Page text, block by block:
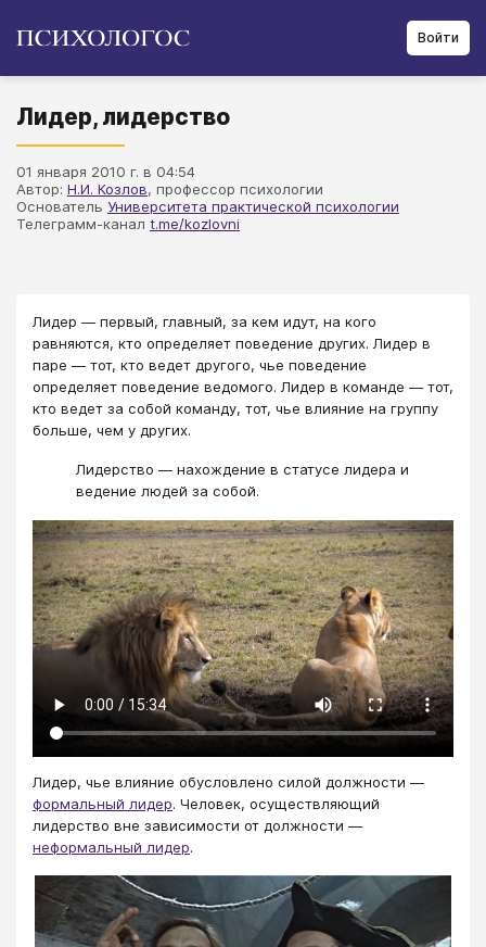
Войти
Лидер, лидерство
01 января 2010 г. в 04:54
Автор: Н.И. Козлов, профессор психологии
Основатель Университета практической психологии
Телеграмм-канал t.me/kozlovni
Лидер — первый, главный, за кем идут, на кого
равняются, кто определяет поведение других. Лидер в
паре — тот, кто ведет другого, чье поведение
определяет поведение ведомого. Лидер в команде — тот,
кто ведет за собой команду, тот, чье влияние на группу
больше, чем у других.
Лидерство — нахождение в статусе лидера и
ведение людей за собой.
Лидер, чье влияние обусловлено силой должности —
формальный лидер. Человек, осуществляющий
лидерство вне зависимости от должности —
неформальный лидер.